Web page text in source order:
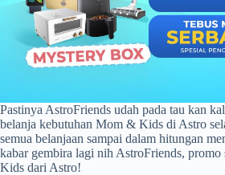
Pastinya AstroFriends udah pada tau kan
belanja kebutuhan Mom & Kids di Astro
semua belanjaan sampai dalam hitungan
kabar gembira lagi nih AstroFriends,
Kids dari Astro!